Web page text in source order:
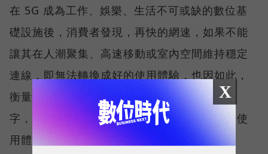
在 5G 成為工作、娛樂、生活不可或缺的數位基
礎設施後，消費者發現，再快的網速，如果不能
讓其在人潮聚集、高速移動或室內空間維持穩定
連線，即無法轉換成好的使用體驗，也因如此，
衡量「好網路」的標準，也逐漸從追求測速數
字，轉向任何時間、任何地點都能穩定連線的使
用體驗。
X